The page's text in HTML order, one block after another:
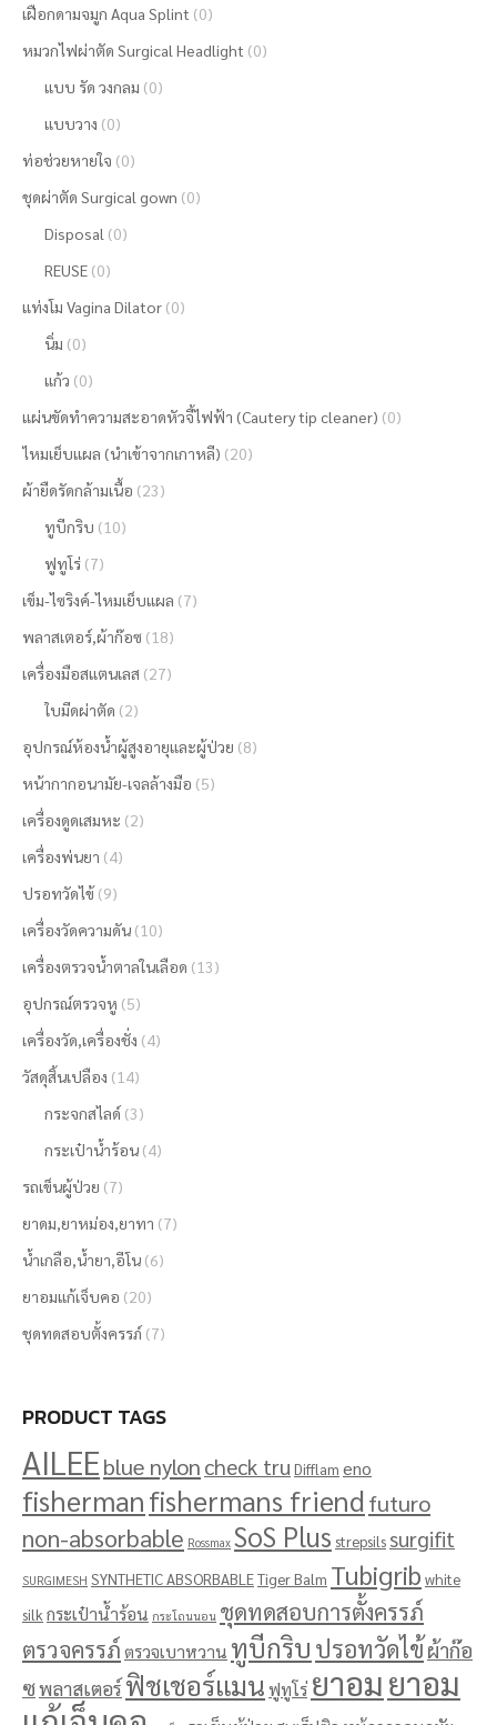
เฝือกดามจมูก Aqua Splint (0)
หมวกไฟผ่าตัด Surgical Headlight (0)
แบบ รัด วงกลม (0)
แบบวาง (0)
ท่อช่วยหายใจ (0)
ชุดผ่าตัด Surgical gown (0)
Disposal (0)
REUSE (0)
แท่งโม Vagina Dilator (0)
นิ่ม (0)
แก้ว (0)
แผ่นขัดทำความสะอาดหัวจี้ไฟฟ้า (Cautery tip cleaner) (0)
ไหมเย็บแผล (นำเข้าจากเกาหลี) (20)
ผ้ายืดรัดกล้ามเนื้อ (23)
ทูบีกริบ (10)
ฟูทูโร่ (7)
เข็ม-ไซริงค์-ไหมเย็บแผล (7)
พลาสเตอร์,ผ้าก๊อซ (18)
เครื่องมือสแตนเลส (27)
ใบมีดผ่าตัด (2)
อุปกรณ์ห้องน้ำผู้สูงอายุและผู้ป่วย (8)
หน้ากากอนามัย-เจลล้างมือ (5)
เครื่องดูดเสมหะ (2)
เครื่องพ่นยา (4)
ปรอทวัดไข้ (9)
เครื่องวัดความดัน (10)
เครื่องตรวจน้ำตาลในเลือด (13)
อุปกรณ์ตรวจหู (5)
เครื่องวัด,เครื่องชั่ง (4)
วัสดุสิ้นเปลือง (14)
กระจกสไลด์ (3)
กระเป๋าน้ำร้อน (4)
รถเข็นผู้ป่วย (7)
ยาดม,ยาหม่อง,ยาทา (7)
น้ำเกลือ,น้ำยา,อีโน (6)
ยาอมแก้เจ็บคอ (20)
ชุดทดสอบตั้งครรภ์ (7)
PRODUCT TAGS
AILEEblue nylon check tru Difflam eno
fishermanfishermans friend futuro
non-absorbable Rossmax SoS Plus strepsils surgifit
SURGIMESH SYNTHETIC ABSORBABLETiger Balm Tubigrib white
silk กระเป๋าน้ำร้อน กระโถนนอน ชุดทดสอบการตั้งครรภ์
ตรวจครรภ์ตรวจเบาหวาน ทูบีกริบ ปรอทวัดไข้ผ้าก๊อ
ซพลาสเตอร์ฟิชเชอร์แมนฟูทูโร่ ยาอมยาอม